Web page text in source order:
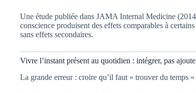
Une étude publiée dans JAMA Internal Medicine
conscience produisent des effets comparables à
sans effets secondaires.
Vivre l’instant présent au quotidien : intégrer, pas
La grande erreur : croire qu’il faut « trouver du temps »